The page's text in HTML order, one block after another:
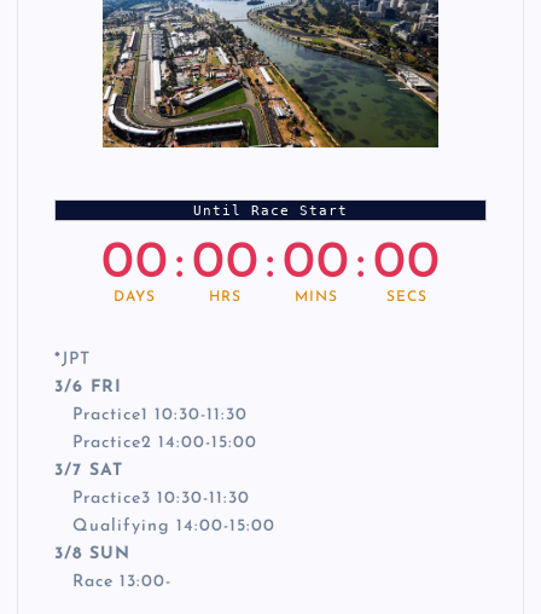
Until Race Start
00
DAYS
: 00
HRS
: 00
MINS
: 00
SECS
* JPT
3/6 FRI
Practice1 10:30-11:30
Practice2 14:00-15:00
3/7 SAT
Practice3 10:30-11:30
Qualifying 14:00-15:00
3/8 SUN
Race 13:00-